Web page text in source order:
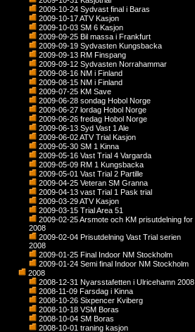
2009-10-24 Sydvast final i Baras
2009-10-17 ATV Kasjon
2009-10-03 SM 6 Kasjon
2009-09-25 Bil massa i Frankfurt
2009-09-19 Sydvasten Kungsbacka
2009-09-13 RM Finspang
2009-09-12 Sydvasten Norrahammar
2009-08-16 NM i Finland
2009-08-15 NM i Finland
2009-07-25 KM Save
2009-06-28 sondag Hobol Norge
2009-06-27 lordag Hobol Norge
2009-06-26 fredag Hobol Norge
2009-06-13 Syd Vast 1 Ale
2009-06-02 ATV Trial Kasjon
2009-05-30 SM 1 Kinna
2009-05-16 Vast Trial 4 Vargarda
2009-05-09 RM 1 Kungsbacka
2009-05-01 Vast Trial 2 Partille
2009-04-25 Veteran SM Granna
2009-04-13 vast Trial 1 Pask trial
2009-03-29 ATV Kasjon
2009-03-15 Trial Area 51
2009-02-25 Arsmote och KM prisutdelning for
2008
2009-02-04 Prisutdelning Vast Trial serien
2008
2009-01-25 Final Indoor NM Stockholm
2009-01-24 Semi final Indoor NM Stockholm
2008
2008-12-31 Nyarsstafetten i Ulricehamn 2008
2008-11-09 Farsdag i Kinna
2008-10-26 Sixpencer Kviberg
2008-10-18 VSM Boras
2008-10-04 SM Boras
2008-10-01 traning kasjon